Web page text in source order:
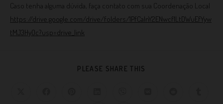
Caso tenha alguma dúvida, faça contato com sua Coordenação Local
https://drive.google.com/drive/folders/1PfCaInY2ENwcf1LtDWuEfYyw
tMJ3HyOc?usp=drive_link
PLEASE SHARE THIS